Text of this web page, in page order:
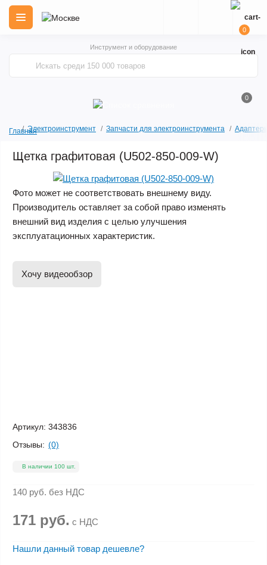
Инструмент и оборудование
0
0
ГлавнаяЭлектроинструмент Запчасти для электроинструмента
Щетка графитовая (U502-850-009-W)
Фото может не соответствовать внешнему виду.
Производитель оставляет за собой право изменять
внешний вид изделия с целью улучшения
эксплуатационных характеристик.
Хочу видеообзор
Артикул: 343836
Отзывы: (0)
В наличии 100 шт.
140 руб. без НДС
171 руб. с НДС
Нашли данный товар дешевле?